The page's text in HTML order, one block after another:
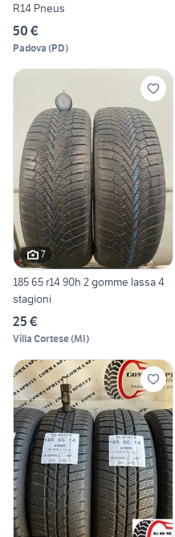
R14 Pneus
50 €
Padova (PD)
7
185 65 r14 90h 2 gomme lassa 4
stagioni
25 €
Villa Cortese(MI)